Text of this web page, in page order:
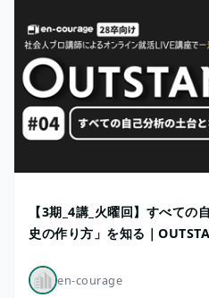
【3期_4講_火曜回】すべての
史の作り方」を知る｜
en-courage